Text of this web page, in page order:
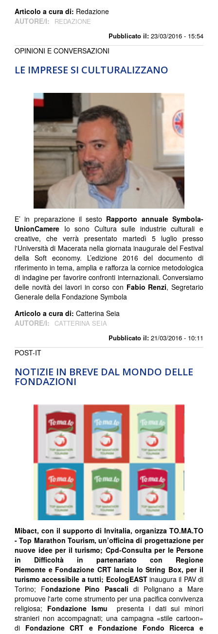
Pubblicato il: 23/03/2016 - 15:54
Articolo a cura di: Redazione
AUTORE/I:
REDAZIONE
LE IMPRESE SI CULTURALIZZANO
Pubblicato il: 21/03/2016 - 10:11
OPINIONI E CONVERSAZIONI
E’ in preparazione il sesto Rapporto annuale Symbola-
UnionCamere Io sono Cultura sulle industrie culturali e
creative, che verrà presentato martedì 5 luglio presso
l'Università di Macerata nella giornata inaugurale del Festival
della Soft economy. L’edizione 2016 del documento di
riferimento in tema, amplia e rafforza la cornice metodologica
di indagine per favorire confronti internazionali. Conversiamo
delle novità dei lavori in corso con Fabio Renzi, Segretario
Generale della Fondazione Symbola
Articolo a cura di: Catterina Seia
AUTORE/I:
CATTERINA SEIA
NOTIZIE IN BREVE DAL MONDO DELLE
FONDAZIONI
POST-IT
Mibact, con il supporto di Invitalia, organizza TO.MA.TO
- Top Marathon Tourism,un’officina di progettazione per
nuove idee per il turismo; Cpd-Consulta per le Persone
in Difficoltà in partenariato con Regione
Piemonte e Fondazione CRTlancia lo String Box, per il
turismo accessibile a tutti; EcologEASTinaugura il PAV di
Torino; Fondazione Pino Pascali di Polignano a Mare
promuove l'arte come strumento per una pacifica convivenza
religiosa; Fondazione Ismu presenta i dati sui minori
stranieri non accompagnati; una campagna «stile cartoon»
di Fondazione CRT e Fondazione Fondo Ricerca e